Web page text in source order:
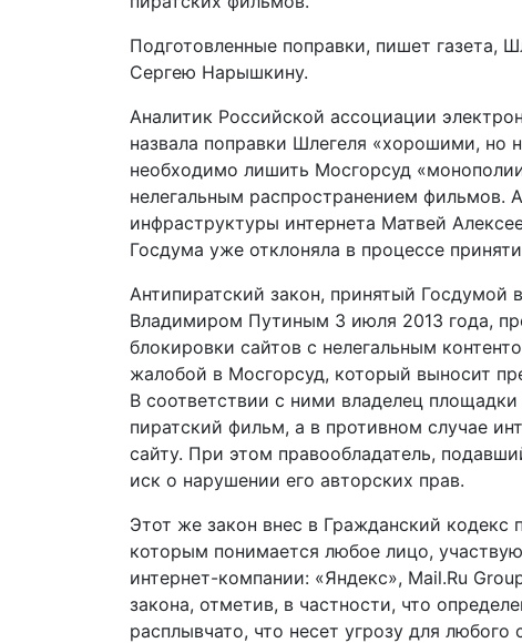
Подготовленные поправки, пишет газета,
Сергею Нарышкину.
Аналитик Российской ассоциации
назвала поправки Шлегеля «хорошими,
необходимо лишить Мосгорсуд
нелегальным распространением фильмов.
инфраструктуры интернета Матвей
Госдума уже отклоняла в процессе
Антипиратский закон, принятый
Владимиром Путиным 3 июля 2013 года,
блокировки сайтов с нелегальным
жалобой в Мосгорсуд, который выносит
В соответствии с ними владелец
пиратский фильм, а в противном случае
сайту. При этом правообладатель,
иск о нарушении его авторских прав.
Этот же закон внес в Гражданский
которым понимается любое лицо,
интернет-компании: «Яндекс», Mail.Ru
закона, отметив, в частности, что
расплывчато, что несет угрозу для любого